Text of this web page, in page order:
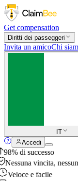
Get compensation
Diritti dei passeggeri
Invita un amicoChi
IT
Accedi
98% di successo
Nessuna vincita,
Veloce e facile